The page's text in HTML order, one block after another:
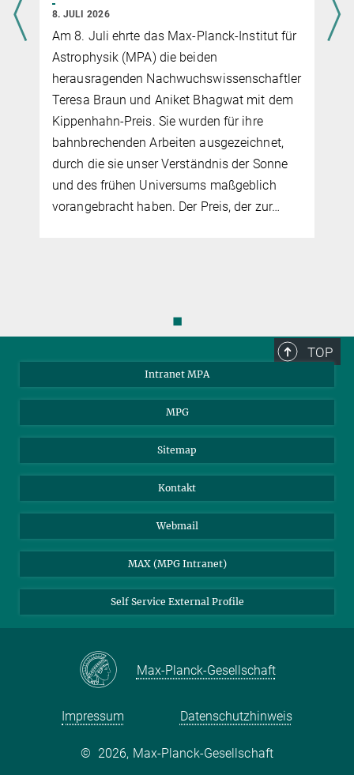
8. JULI 2026
Am 8. Juli ehrte das Max-Planck-Institut für
Astrophysik (MPA) die beiden
herausragenden Nachwuchswissenschaftler
Teresa Braun und Aniket Bhagwat mit dem
Kippenhahn-Preis. Sie wurden für ihre
bahnbrechenden Arbeiten ausgezeichnet,
durch die sie unser Verständnis der Sonne
und des frühen Universums maßgeblich
vorangebracht haben. Der Preis, der zur…
◼
TOP
Intranet MPA
MPG
Sitemap
Kontakt
Webmail
MAX (MPG Intranet)
Self Service External Profile
Max-Planck-Gesellschaft
Impressum Datenschutzhinweis
© 2026, Max-Planck-Gesellschaft